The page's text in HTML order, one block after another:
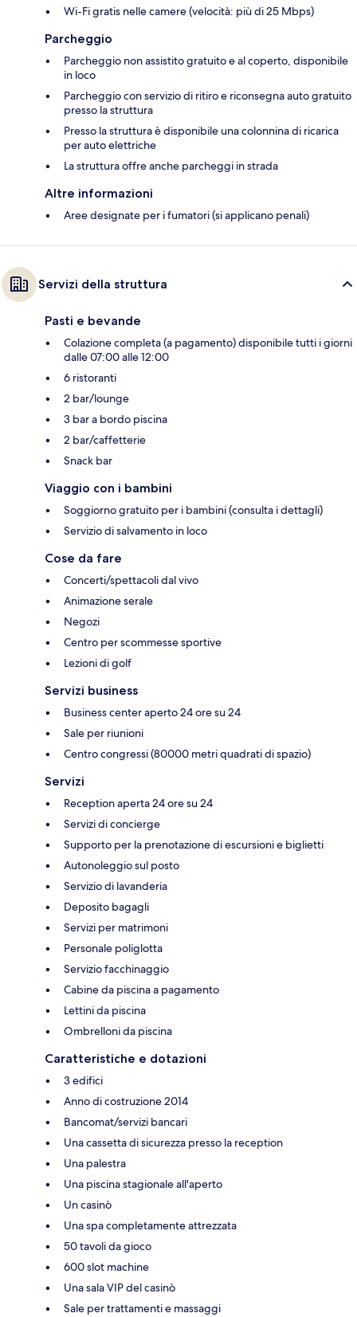
Wi-Fi gratis nelle camere (velocità: più di 25 Mbps)
Parcheggio
Parcheggio non assistito gratuito e al coperto, disponibile
in loco
Parcheggio con servizio di ritiro e riconsegna auto gratuito
presso la struttura
Presso la struttura è disponibile una colonnina di ricarica
per auto elettriche
La struttura offre anche parcheggi in strada
Altre informazioni
Aree designate per i fumatori (si applicano penali)
Servizi della struttura
Pasti e bevande
Colazione completa (a pagamento) disponibile tutti i giorni
dalle 07:00 alle 12:00
6 ristoranti
2 bar/lounge
3 bar a bordo piscina
2 bar/caffetterie
Snack bar
Viaggio con i bambini
Soggiorno gratuito per i bambini (consulta i dettagli)
Servizio di salvamento in loco
Cose da fare
Concerti/spettacoli dal vivo
Animazione serale
Negozi
Centro per scommesse sportive
Lezioni di golf
Servizi business
Business center aperto 24 ore su 24
Sale per riunioni
Centro congressi (80000 metri quadrati di spazio)
Servizi
Reception aperta 24 ore su 24
Servizi di concierge
Supporto per la prenotazione di escursioni e biglietti
Autonoleggio sul posto
Servizio di lavanderia
Deposito bagagli
Servizi per matrimoni
Personale poliglotta
Servizio facchinaggio
Cabine da piscina a pagamento
Lettini da piscina
Ombrelloni da piscina
Caratteristiche e dotazioni
3 edifici
Anno di costruzione 2014
Bancomat/servizi bancari
Una cassetta di sicurezza presso la reception
Una palestra
Una piscina stagionale all'aperto
Un casinò
Una spa completamente attrezzata
50 tavoli da gioco
600 slot machine
Una sala VIP del casinò
Sale per trattamenti e massaggi